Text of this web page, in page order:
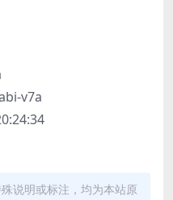
v7a
说明或标注，均为本站原